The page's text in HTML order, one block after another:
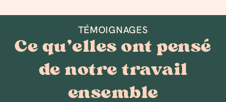
TÉMOIGNAGES
Ce qu’elles ont pensé
de notre travail
ensemble